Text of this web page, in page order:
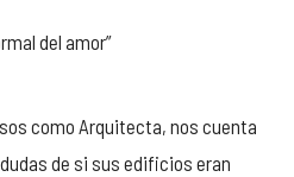
del amor”
como Arquitecta, nos cuenta
de si sus edificios eran